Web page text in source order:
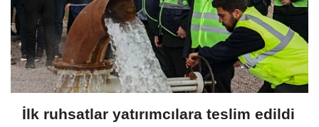
İlk ruhsatlar yatırımcılara teslim edildi